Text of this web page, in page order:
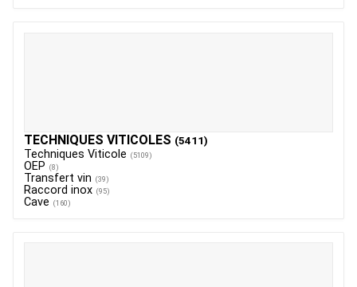
TECHNIQUES VITICOLES (5411)
Techniques Viticole (5109)
OEP (8)
Transfert vin (39)
Raccord inox (95)
Cave (160)